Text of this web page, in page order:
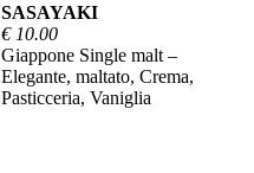
SASAYAKI
€ 10.00
Giappone Single malt –
Elegante, maltato, Crema,
Pasticceria, Vaniglia